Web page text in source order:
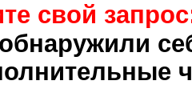
свой